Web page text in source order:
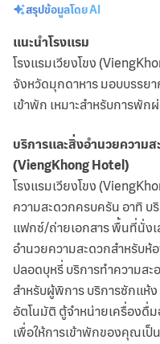
สรุปข้อมูลโดย AI
แนะนำโรงแรม
โรงแรมเวียงโขง
จังหวัดมุกดาหาร มอบบรรย
เข้าพัก เหมาะสำหรับการพั
บริการและสิ่งอำนวยความส
(ViengKhong Hotel)
โรงแรมเวียงโขง
ความสะดวกครบครัน อาทิ บ
แฟกซ์/ถ่ายเอกสาร พื้นที่นั่ง
อำนวยความสะดวกสำหรับ
ปลอดบุหรี่ บริการทำความส
สำหรับผู้พิการ บริการซักแห้
อัตโนมัติ ตู้จำหน่ายเครื่องดื่
เพื่อให้การเข้าพักของคุณเป็